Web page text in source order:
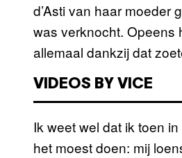
d’Asti van haar moeder
was verknocht. Opeens
allemaal dankzij dat
VIDEOS BY VICE
Ik weet wel dat ik toen
het moest doen: mij